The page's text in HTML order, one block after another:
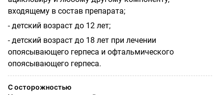
входящему в состав препарата;
- детский возраст до 12 лет;
- детский возраст до 18 лет при лечении
опоясывающего герпеса и офтальмического
опоясывающего герпеса.
С осторожностью